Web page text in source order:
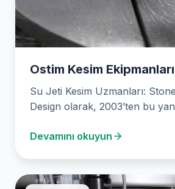
Ostim Kesim Ekipmanları
Su Jeti Kesim Uzmanları:
Design olarak, 2003’ten bu
Devamını okuyun